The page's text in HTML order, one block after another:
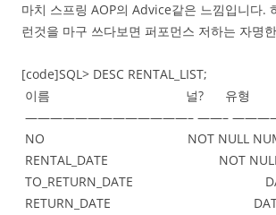
마치 스프링 AOP의 Advice같은 느낌입니다.
런것을 마구 쓰다보면 퍼포먼스 저하는 자명
[code]SQL> DESC RENTAL_LIST;
이름 널? 유형
—————————————– ——–
NO NOT NULL
RENTAL_DATE NOT NULL
TO_RETURN_DATE
RETURN_DATE